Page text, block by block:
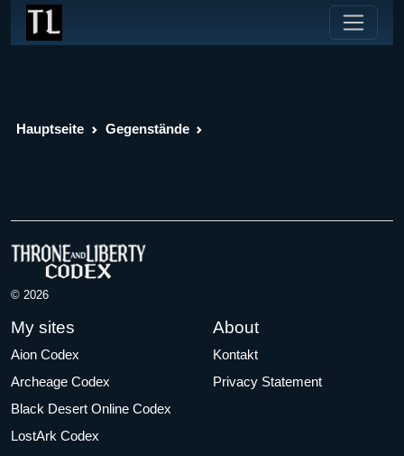
Hauptseite Gegenstände
© 2026
My sites
Aion Codex
Archeage Codex
Black Desert Online Codex
LostArk Codex
About
Kontakt
Privacy Statement